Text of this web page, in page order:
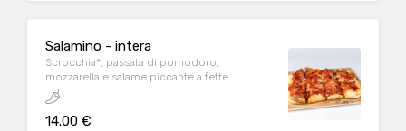
Salamino - intera
Scrocchia*, passata di pomodoro,
mozzarella e salame piccante a fette
14.00 €